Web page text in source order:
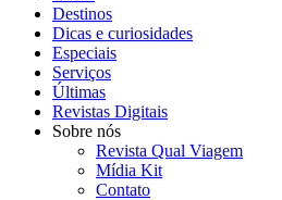
Destinos
Dicas e curiosidades
Especiais
Serviços
Últimas
Revistas Digitais
Sobre nós
Revista Qual Viagem
Mídia Kit
Contato